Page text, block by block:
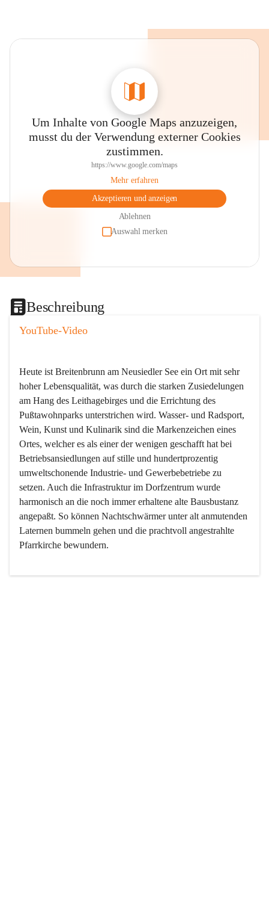
Um Inhalte von Google Maps anzuzeigen,
musst du der Verwendung externer Cookies
zustimmen.
https://www.google.com/maps
Mehr erfahren
Akzeptieren und anzeigen
Ablehnen
Auswahl merken
Beschreibung
YouTube-Video
Heute ist Breitenbrunn am Neusiedler See ein Ort mit sehr
hoher Lebensqualität, was durch die starken Zusiedelungen
am Hang des Leithagebirges und die Errichtung des
Pußtawohnparks unterstrichen wird. Wasser- und Radsport,
Wein, Kunst und Kulinarik sind die Markenzeichen eines
Ortes, welcher es als einer der wenigen geschafft hat bei
Betriebsansiedlungen auf stille und hundertprozentig
umweltschonende Industrie- und Gewerbebetriebe zu
setzen. Auch die Infrastruktur im Dorfzentrum wurde
harmonisch an die noch immer erhaltene alte Bausbustanz
angepaßt. So können Nachtschwärmer unter alt anmutenden
Laternen bummeln gehen und die prachtvoll angestrahlte
Pfarrkirche bewundern.
Der Weinbau dominert heute nicht mehr, ist aber integrativer